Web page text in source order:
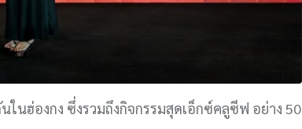
ฮ่องกง ซึ่งรวมถึงกิจกรรมสุดเอ็กซ์คลูซีฟ อย่าง 50